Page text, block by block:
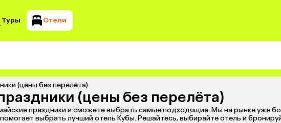
Туры Отели
(цены без перелёта)
(цены без перелёта)
праздники и сможете выбрать самые подходящие. Мы на рынке уже
выбрать лучший отель Кубы. Решайтесь, выбирайте отель и